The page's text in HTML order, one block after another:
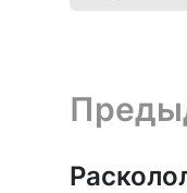
Предыдущая